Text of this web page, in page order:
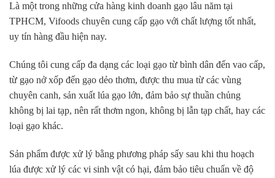
Là một trong những cửa hàng kinh doanh gạo lâu năm tại
TPHCM, Vifoods chuyên cung cấp gạo với chất lượng tốt nhất,
uy tín hàng đầu hiện nay.
Chúng tôi cung cấp đa dạng các loại gạo từ bình dân đến vao cấp,
từ gạo nở xốp đến gạo dẻo thơm, được thu mua từ các vùng
chuyên canh, sản xuất lúa gạo lớn, đảm bảo sự thuần chủng
không bị lai tạp, nên rất thơm ngon, không bị lẫn tạp chất, hay các
loại gạo khác.
Sản phẩm được xử lý bằng phương pháp sấy sau khi thu hoạch
lúa được xử lý các vi sinh vật có hại, đảm bảo tiêu chuẩn về độ